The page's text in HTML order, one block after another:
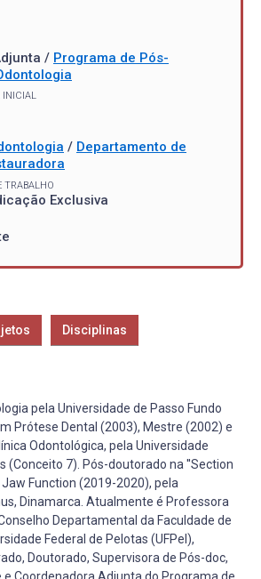
/ Programa de Pós-
INICIAL
/ Departamento de
TRABALHO
Exclusiva
Disciplinas
pela Universidade de Passo Fundo
Prótese Dental (2003), Mestre (2002) e
Odontológica, pela Universidade
(Conceito 7). Pós-doutorado na ''Section
Function (2019-2020), pela
Dinamarca. Atualmente é Professora
Departamental da Faculdade de
Federal de Pelotas (UFPel),
Doutorado, Supervisora de Pós-doc,
Coordenadora Adjunta do Programa de